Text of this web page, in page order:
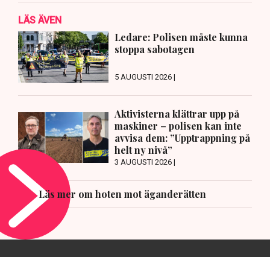
LÄS ÄVEN
Ledare: Polisen måste kunna
stoppa sabotagen
5 AUGUSTI 2026 |
Aktivisterna klättrar upp på
maskiner – polisen kan inte
avvisa dem: ”Upptrappning på
helt ny nivå”
3 AUGUSTI 2026 |
Läs mer om hoten mot äganderätten